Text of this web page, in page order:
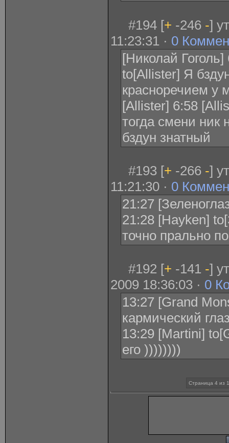
#194 [+ -246 -]
11:23:31 · 0
[Николай
to[Allister] Я
красноречием
[Allister] 6:58
тогда смени
бздун знатный
#193 [+ -266 -]
11:21:30 · 0
21:27
21:28 [Hayken]
точно прально
#192 [+ -141 -]
2009 18:36:03 · 0
13:27 [Grand
кармический
13:29 [Martini]
его ))))))))
Страница 4 из